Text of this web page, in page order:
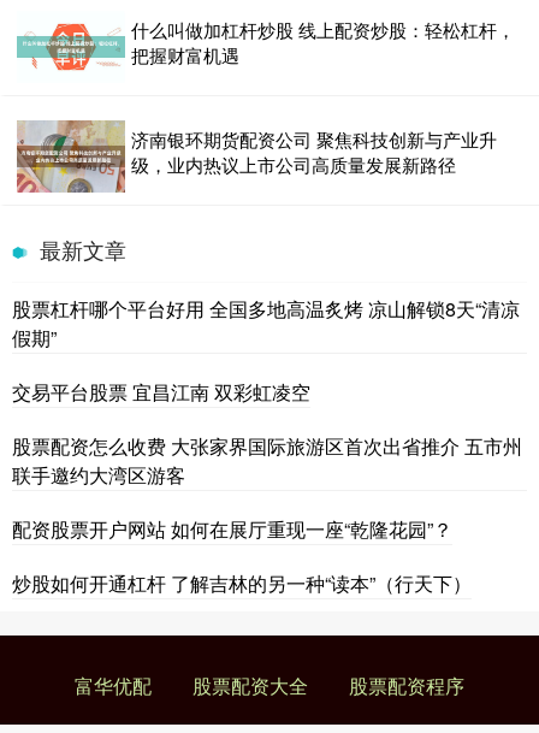
什么叫做加杠杆炒股 线上配资炒股：轻松杠杆，
把握财富机遇
济南银环期货配资公司 聚焦科技创新与产业升
级，业内热议上市公司高质量发展新路径
最新文章
股票杠杆哪个平台好用 全国多地高温炙烤 凉山解锁8天“清凉
假期”
交易平台股票 宜昌江南 双彩虹凌空
股票配资怎么收费 大张家界国际旅游区首次出省推介 五市州
联手邀约大湾区游客
配资股票开户网站 如何在展厅重现一座“乾隆花园”？
炒股如何开通杠杆 了解吉林的另一种“读本”（行天下）
富华优配 股票配资大全 股票配资程序